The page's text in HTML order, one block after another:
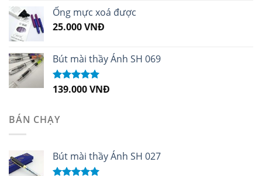
sao
Ống mực xoá được
25.000VNĐ
Bút mài thầy Ánh SH 069
Được xếp
139.000VNĐ
BÁN CHẠY
Bút mài thầy Ánh SH 027